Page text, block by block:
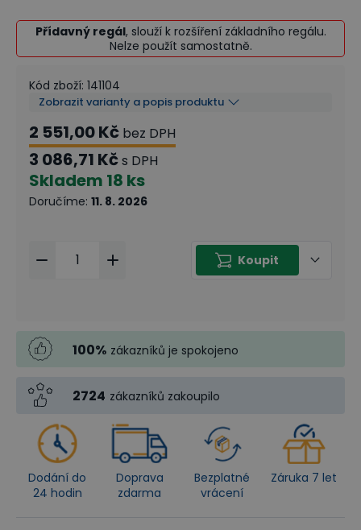
Přídavný regál, slouží k rozšíření základního regálu.
Nelze použít samostatně.
Kód zboží: 141104
Zobrazit varianty a popis produktu
2 551,00 Kč bez DPH
3 086,71 Kčs DPH
Skladem 18 ks
Doručíme: 11. 8. 2026
Koupit
100% zákazníků je spokojeno
2724 zákazníků zakoupilo
Dodání do
24 hodin
Doprava
zdarma
Bezplatné
vrácení
Záruka 7 let